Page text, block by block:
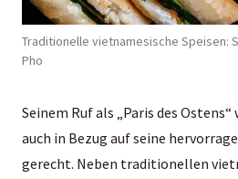
Traditionelle vietnamesische Speisen:
Pho
Seinem Ruf als „Paris des
auch in Bezug auf seine
gerecht. Neben traditionellen